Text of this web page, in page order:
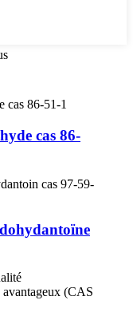
cas 86-